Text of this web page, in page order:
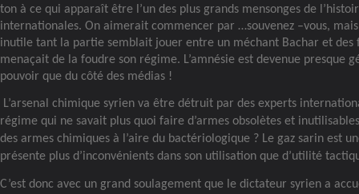
ton à ce qui apparaît être l’un des plus grands mensonges de
internationales. On aimerait commencer par …souvenez –vous,
inutile tant la partie semblait jouer entre un méchant Bachar et des
menaçait de la foudre son régime. L’amnésie est devenue presque
pouvoir que du côté des médias !
L’arsenal chimique syrien va être détruit par des experts
régime qui ne savait plus quoi faire d’armes obsolètes et
des armes chimiques à l’aire du bactériologique ? Le gaz sarin est
présente plus d’inconvénients dans son utilisation que d’utilité
C’est donc avec un grand soulagement que le dictateur syrien a